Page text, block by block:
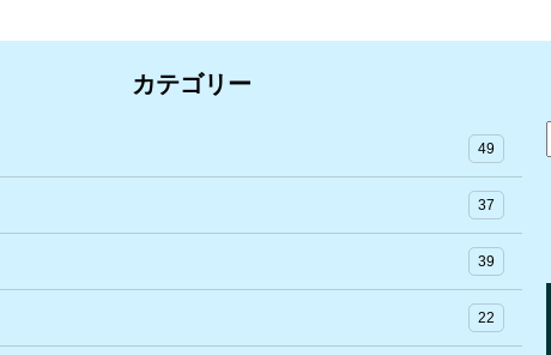
カテゴリー
49
37
39
22